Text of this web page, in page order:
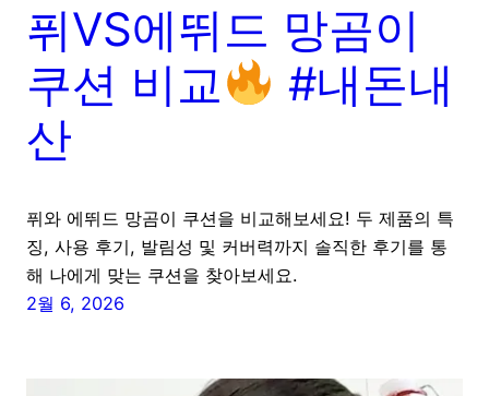
퓌VS에뛰드 망곰이
쿠션 비교
#내돈내
산
퓌와 에뛰드 망곰이 쿠션을 비교해보세요! 두 제품의 특
징, 사용 후기, 발림성 및 커버력까지 솔직한 후기를 통
해 나에게 맞는 쿠션을 찾아보세요.
2월 6, 2026